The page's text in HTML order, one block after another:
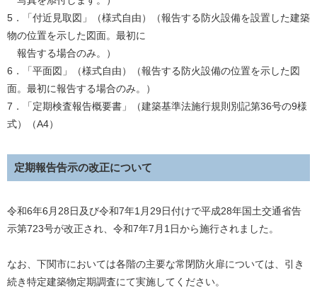
5．「付近見取図」（様式自由）（報告する防火設備を設置した建築
物の位置を示した図面。最初に
報告する場合のみ。）
6．「平面図」（様式自由）（報告する防火設備の位置を示した図
面。最初に報告する場合のみ。）
7．「定期検査報告概要書」（建築基準法施行規則別記第36号の9様
式）（A4）
定期報告告示の改正について
令和6年6月28日及び令和7年1月29日付けで平成28年国土交通省告
示第723号が改正され、令和7年7月1日から施行されました。
なお、下関市においては各階の主要な常閉防火扉については、引き
続き特定建築物定期調査にて実施してください。